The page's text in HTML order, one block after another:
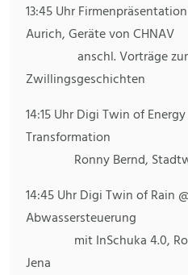
13:45 Uhr
Aurich, Geräte von CHNAV
anschl. Vorträge zum
Zwillingsgeschichten
14:15 Uhr Digi Twin of
Transformation
Ronny Bernd,
14:45 Uhr Digi Twin of Rain
Abwassersteuerung
mit InSchuka 4.0,
Jena